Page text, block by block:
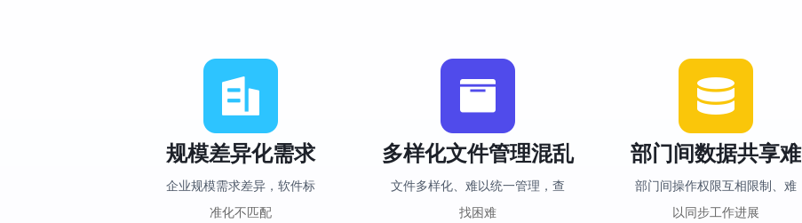
规模差异化需求
企业规模需求差异，软件标
准化不匹配
多样化文件管理混乱
文件多样化、难以统一管理，查
找困难
部门间数据共享难
部门间操作权限互相限制、难
以同步工作进展